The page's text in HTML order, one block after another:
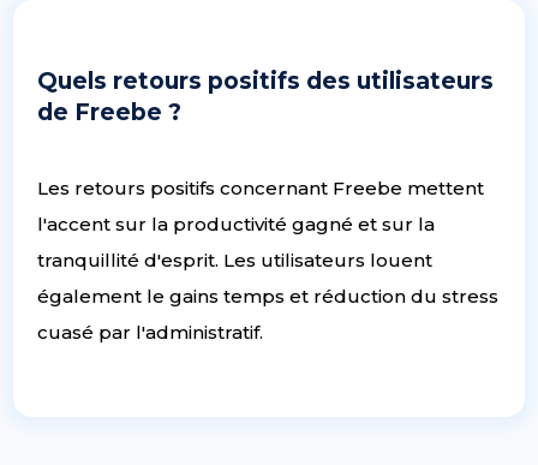
Quels retours positifs des utilisateurs
de Freebe ?
Les retours positifs concernant Freebe mettent
l'accent sur la productivité gagné et sur la
tranquillité d'esprit. Les utilisateurs louent
également le gains temps et réduction du stress
cuasé par l'administratif.